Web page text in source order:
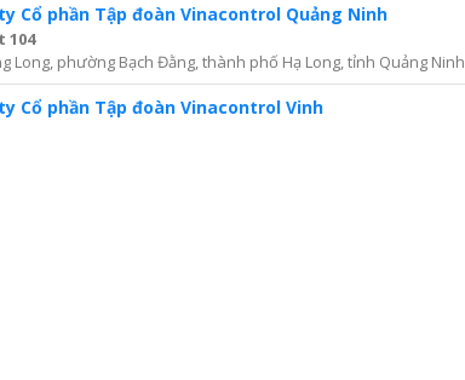
Cổ phần Tập đoàn Vinacontrol Quảng Ninh
104
Long, phường Bạch Đằng, thành phố Hạ Long, tỉnh Quảng Ninh
Cổ phần Tập đoàn Vinacontrol Vinh